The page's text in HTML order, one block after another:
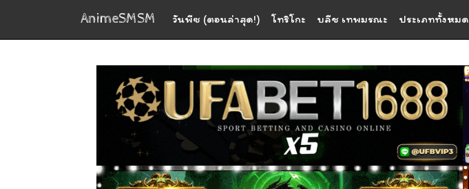
AnimeSMSM วันพีซ (ตอนล่าสุด!) โทริโกะ บลีช เทพมรณะ ประเภททั้งหมด